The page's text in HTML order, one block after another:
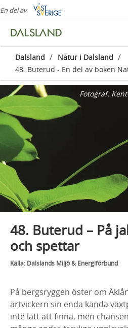
En del av
Dalsland / Natur i Dalsland /
48. Buterud - En del av boken
Fotograf:
48. Buterud – På
och spettar
Källa: Dalslands Miljö & Energiförbund
På bergsryggen öster om
ärtvickern sin enda kända
inte lätt att finna, men